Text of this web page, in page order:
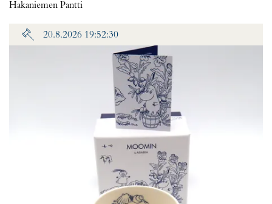
Hakaniemen Pantti
20.8.2026 19:52:30